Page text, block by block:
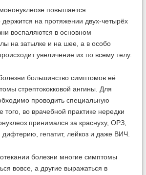
повышается
держится на протяжении двух-четырёх
воспаляются в основном
на затылке и на шее, а в особо
увеличение их по всему телу.
большинство симптомов её
стрептококковой ангины. Для
проводить специальную
того, во врачебной практике нередки
принимался за краснуху, ОРЗ,
дифтерию, гепатит, лейкоз и даже ВИЧ.
болезни многие симптомы
вовсе, а другие выражаться в